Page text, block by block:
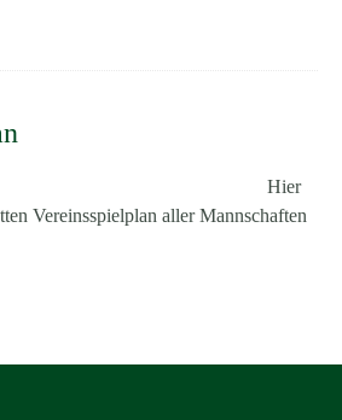
Hier
Vereinsspielplan aller Mannschaften